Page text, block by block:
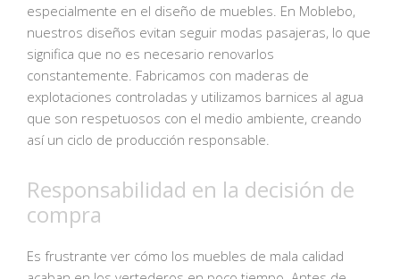
especialmente en el diseño de muebles. En Moblebo,
nuestros diseños evitan seguir modas pasajeras, lo que
significa que no es necesario renovarlos
constantemente. Fabricamos con maderas de
explotaciones controladas y utilizamos barnices al agua
que son respetuosos con el medio ambiente, creando
así un ciclo de producción responsable.
Responsabilidad en la decisión de
compra
Es frustrante ver cómo los muebles de mala calidad